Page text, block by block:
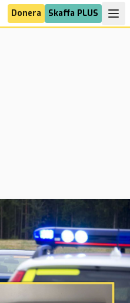
Donera Skaffa PLUS